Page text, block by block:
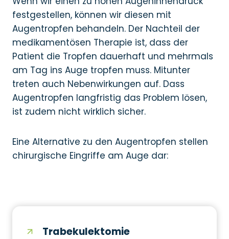
festgestellen, können wir diesen mit
Augentropfen behandeln. Der Nachteil der
medikamentösen Therapie ist, dass der
Patient die Tropfen dauerhaft und mehrmals
am Tag ins Auge tropfen muss. Mitunter
treten auch Nebenwirkungen auf. Dass
Augentropfen langfristig das Problem lösen,
ist zudem nicht wirklich sicher.
Eine Alternative zu den Augentropfen stellen
chirurgische Eingriffe am Auge dar:
Trabekulektomie